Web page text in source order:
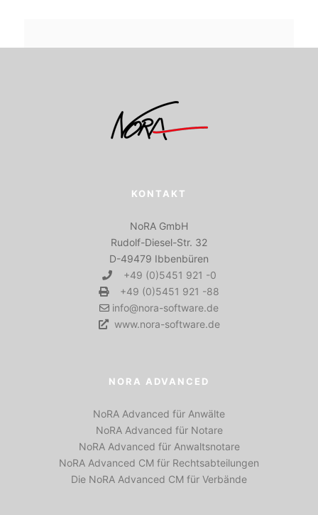
KONTAKT
NoRA GmbH
Rudolf-Diesel-Str. 32
D-49479 Ibbenbüren
+49 (0)5451 921 -0
+49 (0)5451 921 -88
info@nora-software.de
www.nora-software.de
NORA ADVANCED
NoRA Advanced für Anwälte
NoRA Advanced für Notare
NoRA Advanced für Anwaltsnotare
NoRA Advanced CM für Rechtsabteilungen
Die NoRA Advanced CM für Verbände